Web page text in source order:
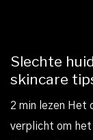
Slechte
skincare
2 min lezen Het
verplicht om het